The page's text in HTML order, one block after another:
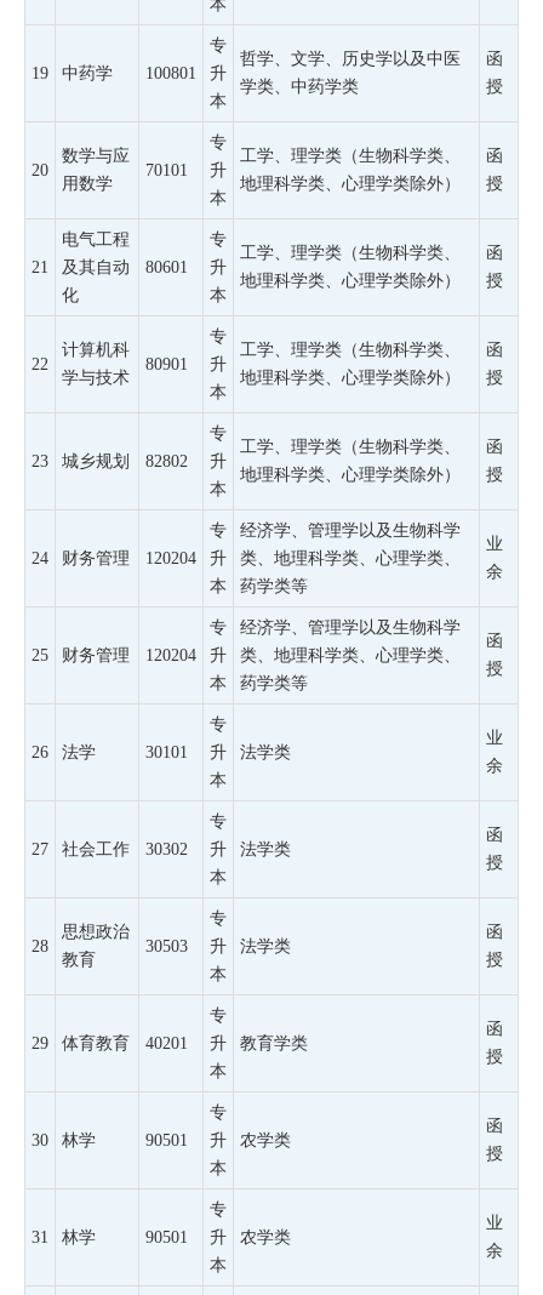
本
19 中药学 100801
专
升
本
哲学、文学、历史学以及中医
学类、中药学类
函
授
20
数学与应
用数学
70101
专
升
本
工学、理学类（生物科学类、
地理科学类、心理学类除外）
函
授
21
电气工程
及其自动
化
80601
专
升
本
工学、理学类（生物科学类、
地理科学类、心理学类除外）
函
授
22
计算机科
学与技术
80901
专
升
本
工学、理学类（生物科学类、
地理科学类、心理学类除外）
函
授
23 城乡规划 82802
专
升
本
工学、理学类（生物科学类、
地理科学类、心理学类除外）
函
授
24 财务管理 120204
专
升
本
经济学、管理学以及生物科学
类、地理科学类、心理学类、
药学类等
业
余
25 财务管理 120204
专
升
本
经济学、管理学以及生物科学
类、地理科学类、心理学类、
药学类等
函
授
26 法学 30101
专
升
本
法学类
业
余
27 社会工作 30302
专
升
本
法学类
函
授
28
思想政治
教育
30503
专
升
本
法学类
函
授
29 体育教育 40201
专
升
本
教育学类
函
授
30 林学 90501
专
升
本
农学类
函
授
31 林学 90501
专
升
本
农学类
业
余